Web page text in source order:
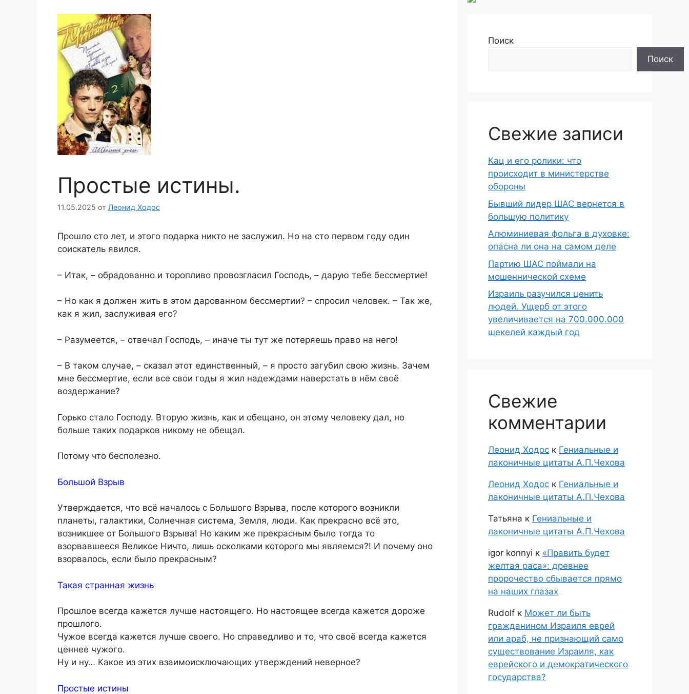
Простые истины.
11.05.2025 от Леонид Ходос
Прошло сто лет, и этого подарка никто не заслужил. Но на сто первом году один
соискатель явился.
– Итак, – обрадованно и торопливо провозгласил Господь, – дарую тебе бессмертие!
– Но как я должен жить в этом дарованном бессмертии? – спросил человек. – Так же,
как я жил, заслуживая его?
– Разумеется, – отвечал Господь, – иначе ты тут же потеряешь право на него!
– В таком случае, – сказал этот единственный, – я просто загубил свою жизнь. Зачем
мне бессмертие, если все свои годы я жил надеждами наверстать в нём своё
воздержание?
Горько стало Господу. Вторую жизнь, как и обещано, он этому человеку дал, но
больше таких подарков никому не обещал.
Потому что бесполезно.
Большой Взрыв
Утверждается, что всё началось с Большого Взрыва, после которого возникли
планеты, галактики, Солнечная система, Земля, люди. Как прекрасно всё это,
возникшее от Большого Взрыва! Но каким же прекрасным было тогда то
взорвавшееся Великое Ничто, лишь осколками которого мы являемся?! И почему оно
взорвалось, если было прекрасным?
Такая странная жизнь
Прошлое всегда кажется лучше настоящего. Но настоящее всегда кажется дороже
прошлого.
Чужое всегда кажется лучше своего. Но справедливо и то, что своё всегда кажется
ценнее чужого.
Ну и ну… Какое из этих взаимоисключающих утверждений неверное?
Простые истины
Поиск
Поиск
Свежие записи
Кац и его ролики: что
происходит в министерстве
обороны
Бывший лидер ШАС вернется в
большую политику
Алюминиевая фольга в духовке:
опасна ли она на самом деле
Партию ШАС поймали на
мошеннической схеме
Израиль разучился ценить
людей. Ущерб от этого
увеличивается на 700.000.000
шекелей каждый год
Свежие
комментарии
Леонид Ходос к Гениальные и
лаконичные цитаты А.П.Чехова
Леонид Ходос к Гениальные и
лаконичные цитаты А.П.Чехова
Татьяна к Гениальные и
лаконичные цитаты А.П.Чехова
igor konnyi к «Править будет
желтая раса»: древнее
пророчество сбывается прямо
на наших глазах
Rudolf к Может ли быть
гражданином Израиля еврей
или араб, не признающий само
существование Израиля, как
еврейского и демократического
государства?